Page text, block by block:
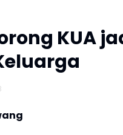
KUA